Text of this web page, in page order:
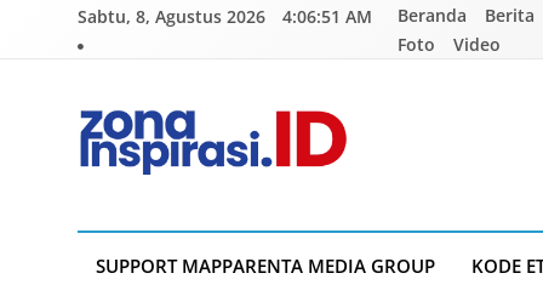
Sabtu, 8, Agustus 2026 4:06:52 AM Beranda Berita
Foto
Video
SUPPORT MAPPARENTA MEDIA GROUP KODE